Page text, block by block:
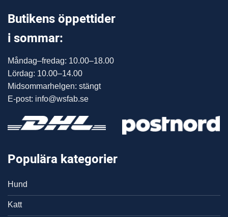
Butikens öppettider
i sommar:
Måndag–fredag: 10.00–18.00
Lördag: 10.00–14.00
Midsommarhelgen: stängt
E-post: info@wsfab.se
Populära kategorier
Hund
Katt